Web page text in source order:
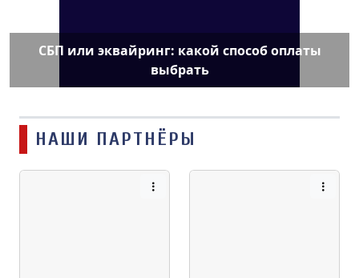
СБП или эквайринг: какой способ оплаты
выбрать
НАШИ ПАРТНЁРЫ